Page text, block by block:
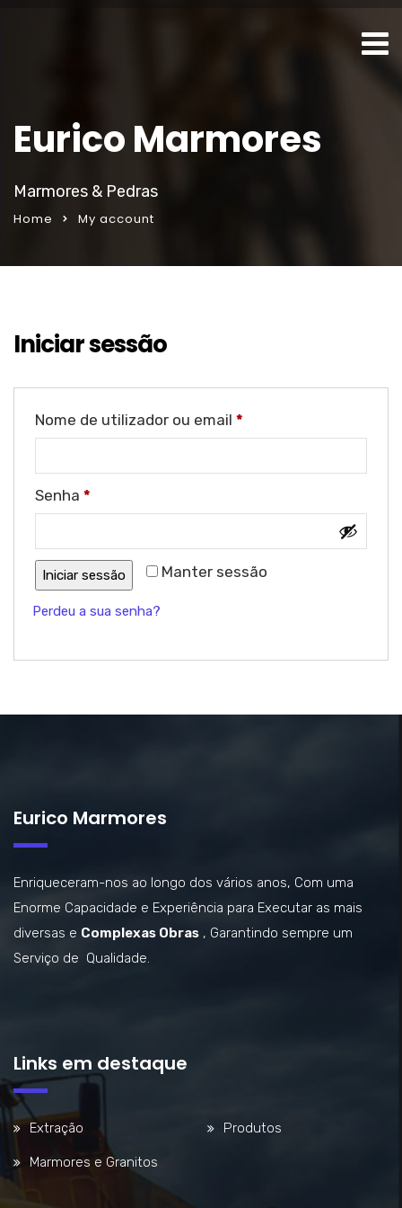
Eurico Marmores
Marmores & Pedras
Home My account
Iniciar sessão
Nome de utilizador ou email *
Senha *
Manter sessão
Iniciar sessão
Perdeu a sua senha?
Eurico Marmores
Enriqueceram-nos ao longo dos vários anos, Com uma
Enorme Capacidade e Experiência para Executar as mais
diversas e Complexas Obras , Garantindo sempre um
Serviço de Qualidade.
Links em destaque
Extração Produtos
Marmores e Granitos